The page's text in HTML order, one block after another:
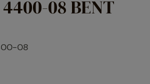
08 BENT
08